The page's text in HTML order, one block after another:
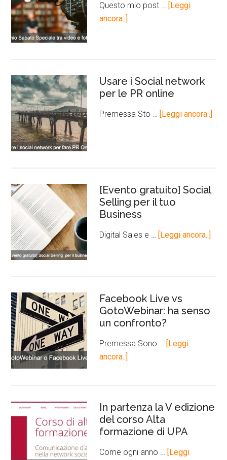
Questo mio post …
[Leggi
ancora..]
Usare i Social network
per le PR online
Premessa Sto … [Leggi ancora..]
[Evento gratuito] Social
Selling per il tuo
Business
Digital Sales e … [Leggi ancora..]
Facebook Live vs
GotoWebinar: ha senso
un confronto?
Premessa Sono …
[Leggi
ancora..]
In partenza la V edizione
del corso Alta
formazione di UPA
Come ogni anno …
[Leggi